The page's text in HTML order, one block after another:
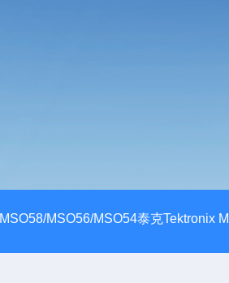
MSO58/MSO56/MSO54泰克Tektronix